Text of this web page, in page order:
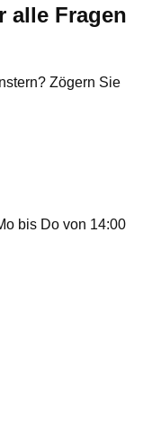
alle Fragen
Zögern Sie
bis Do von 14:00